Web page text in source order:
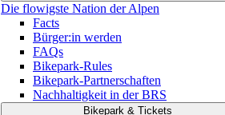
Die flowigste Nation der Alpen
Facts
Bürger:in werden
FAQs
Bikepark-Rules
Bikepark-Partnerschaften
Nachhaltigkeit in der BRS
Bikepark & Tickets